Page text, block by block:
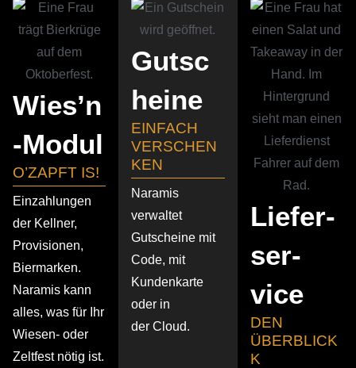
Wies’n
‑Modul
O’ZAPFT IS!
Einzah­lungen
der Kellner,
Provi­sionen,
Biermarken.
Naramis kann
alles, was für Ihr
Wiesen- oder
Zeltfest nötig ist.
Gutsc
heine
EINFACH
VERSCHEN
KEN
Naramis
verwaltet
Gutscheine mit
Code, mit
Kunden­karte
oder in
der Cloud.
Liefer­
ser­
vice
DEN
ÜBERBLICK
K